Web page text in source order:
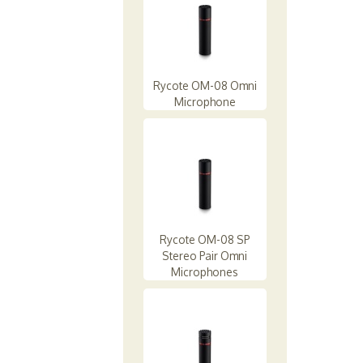
Rycote OM-08 Omni
Microphone
Rycote OM-08 SP
Stereo Pair Omni
Microphones